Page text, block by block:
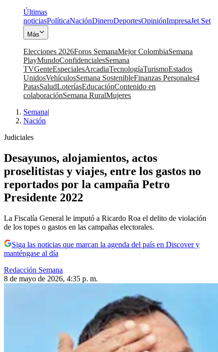
Últimas
noticiasPolíticaNaciónDineroDeportesOpiniónImpresaJet Set
Más
Elecciones 2026Foros SemanaMejor ColombiaSemana
PlayMundoConfidencialesSemana
TVGenteEspecialesArcadiaTecnologíaTurismoEstados
UnidosVehículosSemana SostenibleFinanzas Personales4
PatasSaludLoteríasEducaciónContenido en
colaboraciónSemana RuralMujeres
Semana|
Nación
Judiciales
Desayunos, alojamientos, actos
proselitistas y viajes, entre los gastos no
reportados por la campaña Petro
Presidente 2022
La Fiscalía General le imputó a Ricardo Roa el delito de violación
de los topes o gastos en las campañas electorales.
Siga las noticias que marcan la agenda del país en Discover y
manténgase al día
Redacción Semana
8 de mayo de 2026, 4:35 p. m.